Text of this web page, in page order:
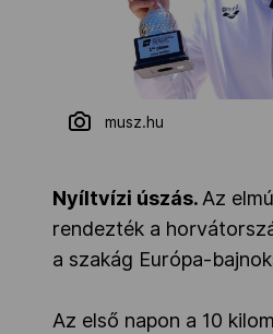
musz.hu
Nyíltvízi úszás. Az
rendezték a
a szakág Európa-
Az első napon a 10